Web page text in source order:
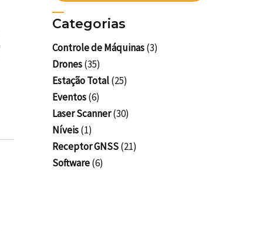
Categorias
Controle de Máquinas(3)
Drones(35)
Estação Total(25)
Eventos(6)
Laser Scanner(30)
Níveis(1)
Receptor GNSS(21)
Software(6)